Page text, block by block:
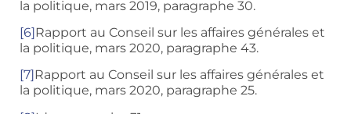
la politique, mars 2019, paragraphe 30.
[6]Rapport au Conseil sur les affaires générales et
la politique, mars 2020, paragraphe 43.
[7] Rapport au Conseil sur les affaires générales et
la politique, mars 2020, paragraphe 25.